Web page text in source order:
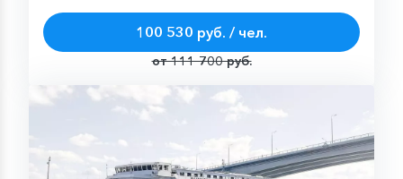
100 530 руб. / чел.
от 111 700 руб.